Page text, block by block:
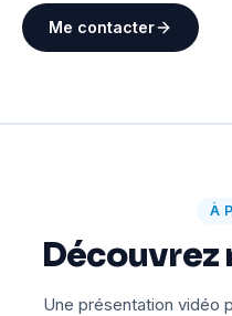
Me contacter
À
Découvrez
Une présentation vidéo